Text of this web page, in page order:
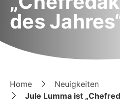
des
Home
Neuigkeiten
Jule Lumma ist